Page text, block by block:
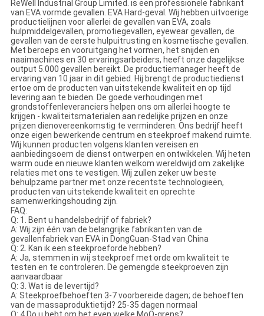
ReWell Industrial Group Limited. is een professionele fabrikant
van EVA vormde gevallen. EVA Hard-geval. Wij hebben uitvoerige
productielijnen voor allerlei de gevallen van EVA, zoals
hulpmiddelgevallen, promotiegevallen, eyewear gevallen, de
gevallen van de eerste hulpuitrusting en kosmetische gevallen.
Met beroeps en vooruitgang het vormen, het snijden en
naaimachines en 30 ervaringsarbeiders, heeft onze dagelijkse
output 5.000 gevallen bereikt. De productiemanager heeft de
ervaring van 10 jaar in dit gebied. Hij brengt de productiedienst
ertoe om de producten van uitstekende kwaliteit en op tijd
levering aan te bieden. De goede verhoudingen met
grondstoffenleveranciers helpen ons om allerlei hoogte te
krijgen - kwaliteitsmaterialen aan redelijke prijzen en onze
prijzen dienovereenkomstig te verminderen. Ons bedrijf heeft
onze eigen bewerkende centrum en steekproef makend ruimte.
Wij kunnen producten volgens klanten vereisen en
aanbiedingsoem de dienst ontwerpen en ontwikkelen. Wij heten
warm oude en nieuwe klanten welkom wereldwijd om zakelijke
relaties met ons te vestigen. Wij zullen zeker uw beste
behulpzame partner met onze recentste technologieën,
producten van uitstekende kwaliteit en oprechte
samenwerkingshouding zijn.
FAQ:
Q: 1. Bent u handelsbedrijf of fabriek?
A: Wij zijn één van de belangrijke fabrikanten van de
gevallenfabriek van EVA in DongGuan-Stad van China
Q: 2. Kan ik een steekproeforde hebben?
A: Ja, stemmen in wij steekproef met orde om kwaliteit te
testen en te controleren. De gemengde steekproeven zijn
aanvaardbaar
Q: 3. Wat is de levertijd?
A: Steekproefbehoeften 3-7 voorbereide dagen; de behoeften
van de massaproduktietijd? 25-35 dagen normaal